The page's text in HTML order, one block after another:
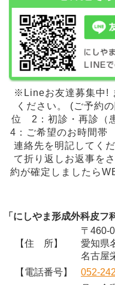
※Lineお友達募集中!
ください。 (ご予約
位 2：初診・再診（
4：ご希望のお時間
連絡先を明記してく
て折り返しお返事を
約が確定しましたら
「にしやま形成外科皮
【住 所】
〒460-
愛知県
名古屋
【電話番号】
052-